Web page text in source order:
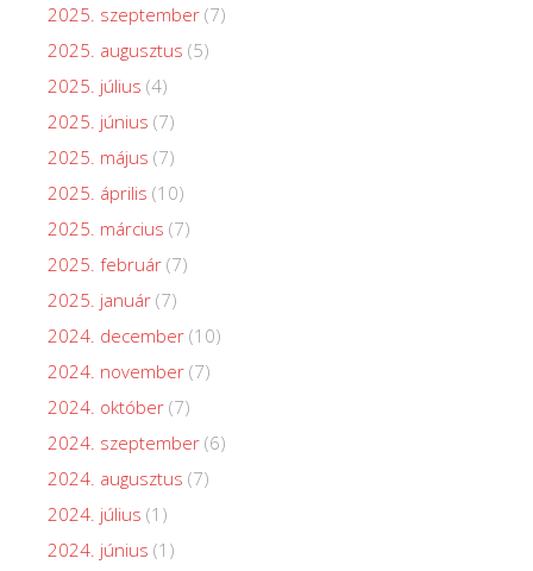
2025. szeptember (7)
2025. augusztus (5)
2025. július (4)
2025. június (7)
2025. május (7)
2025. április (10)
2025. március (7)
2025. február (7)
2025. január (7)
2024. december (10)
2024. november (7)
2024. október (7)
2024. szeptember (6)
2024. augusztus (7)
2024. július (1)
2024. június (1)